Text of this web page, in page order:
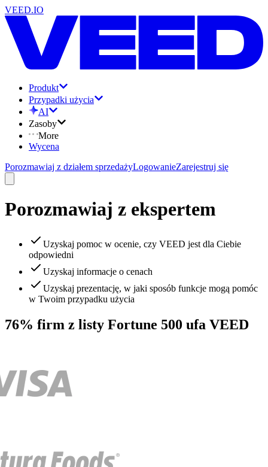
VEED.IO
Produkt
Przypadki użycia
AI
Zasoby
More
Wycena
Porozmawiaj z działem sprzedażyLogowanieZarejestruj się
Porozmawiaj z ekspertem
Uzyskaj pomoc w ocenie, czy VEED jest dla Ciebie
odpowiedni
Uzyskaj informacje o cenach
Uzyskaj prezentację, w jaki sposób funkcje mogą pomóc
w Twoim przypadku użycia
76% firm z listy Fortune 500 ufa VEED